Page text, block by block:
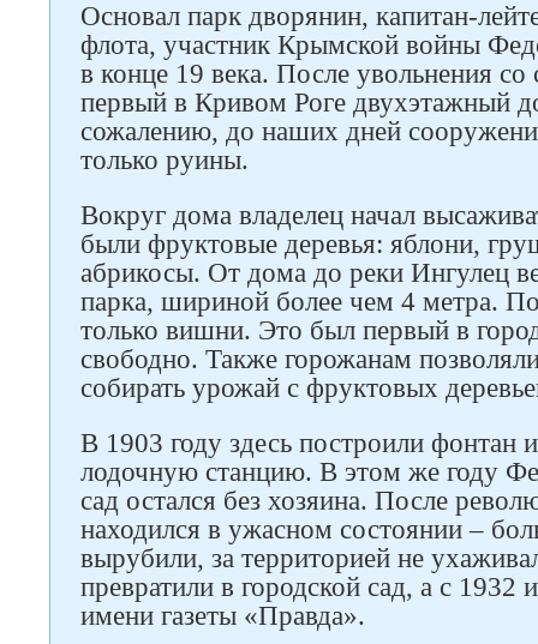
Основал парк дворянин, капитан-
флота, участник Крымской войны
в конце 19 века. После увольнения
первый в Кривом Роге двухэтажный
сожалению, до наших дней
только руины.
Вокруг дома владелец начал
были фруктовые деревья: яблони,
абрикосы. От дома до реки Ингулец
парка, шириной более чем 4 метра.
только вишни. Это был первый в
свободно. Также горожанам
собирать урожай с фруктовых
В 1903 году здесь построили фонтан
лодочную станцию. В этом же году
сад остался без хозяина. После
находился в ужасном состоянии –
вырубили, за территорией не
превратили в городской сад, а с 1932
имени газеты «Правда».